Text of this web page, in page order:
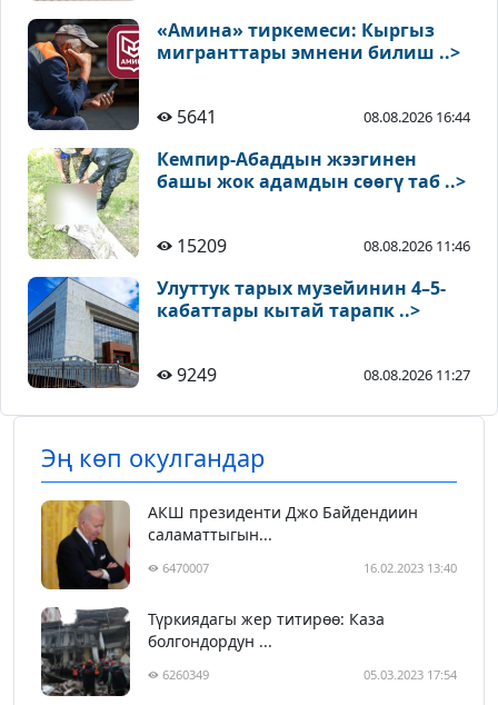
«Амина» тиркемеси: Кыргыз
мигранттары эмнени билиш ..>
5641 08.08.2026 16:44
Кемпир-Абаддын жээгинен
башы жок адамдын сөөгү таб ..>
15209 08.08.2026 11:46
Улуттук тарых музейинин 4–5-
кабаттары кытай тарапк ..>
9249 08.08.2026 11:27
Эң көп окулгандар
АКШ президенти Джо Байдендиин
саламаттыгын...
6470007 16.02.2023 13:40
Түркиядагы жер титирөө: Каза
болгондордун ...
6260349 05.03.2023 17:54